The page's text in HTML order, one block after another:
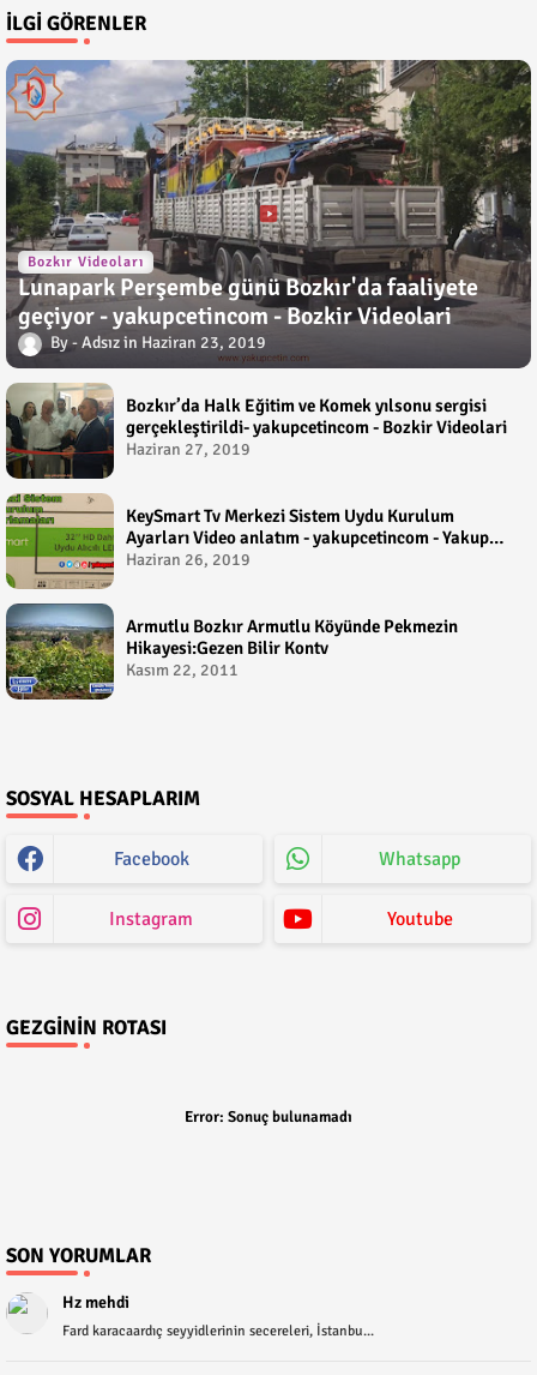
İLGI GÖRENLER
Bozkır Videoları
Lunapark Perşembe günü Bozkır'da faaliyete
geçiyor - yakupcetincom - Bozkir Videolari
Adsız Haziran 23, 2019
Bozkır’da Halk Eğitim ve Komek yılsonu sergisi
gerçekleştirildi- yakupcetincom - Bozkir Videolari
Haziran 27, 2019
KeySmart Tv Merkezi Sistem Uydu Kurulum
Ayarları Video anlatım - yakupcetincom - Yakup
Çetin
Haziran 26, 2019
Armutlu Bozkır Armutlu Köyünde Pekmezin
Hikayesi:Gezen Bilir Kontv
Kasım 22, 2011
SOSYAL HESAPLARIM
Facebook Whatsapp
Instagram Youtube
GEZGININ ROTASI
Error: Sonuç bulunamadı
SON YORUMLAR
Hz mehdi
Fard karacaardıç seyyidlerinin secereleri, İstanbu...